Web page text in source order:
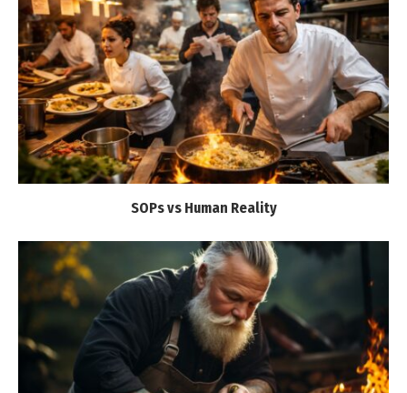
SOPs vs Human Reality